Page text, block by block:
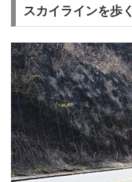
スカイラインを歩く